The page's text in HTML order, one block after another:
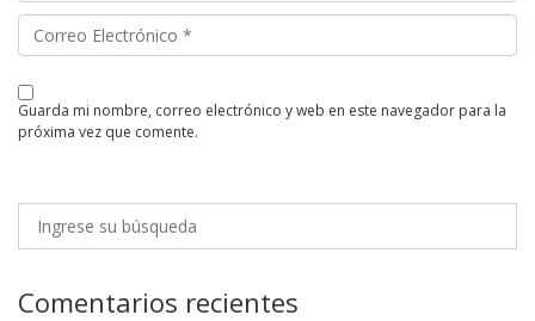
guarda mi nombre, correo electrónico y web en este navegador para la
próxima vez que comente.
Comentarios recientes